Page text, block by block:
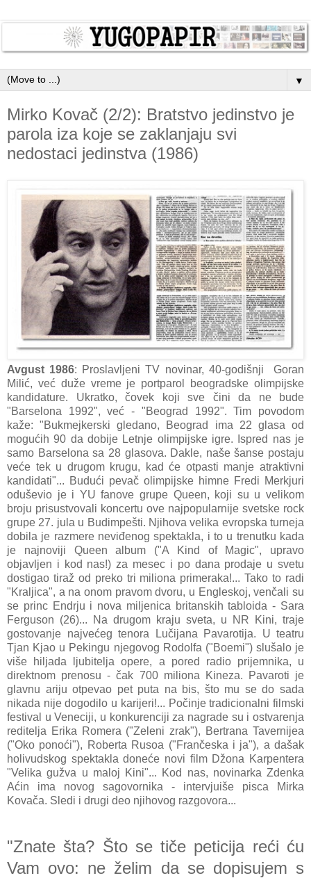
▼
Mirko Kovač (2/2): Bratstvo jedinstvo je
parola iza koje se zaklanjaju svi
nedostaci jedinstva (1986)
Avgust 1986: Proslavljeni TV novinar, 40-godišnji Goran
Milić, već duže vreme je portparol beogradske olimpijske
kandidature. Ukratko, čovek koji sve čini da ne bude
"Barselona 1992", već - "Beograd 1992". Tim povodom
kaže: "Bukmejkerski gledano, Beograd ima 22 glasa od
mogućih 90 da dobije Letnje olimpijske igre. Ispred nas je
samo Barselona sa 28 glasova. Dakle, naše šanse postaju
veće tek u drugom krugu, kad će otpasti manje atraktivni
kandidati"... Budući pevač olimpijske himne Fredi Merkjuri
oduševio je i YU fanove grupe Queen, koji su u velikom
broju prisustvovali koncertu ove najpopularnije svetske rock
grupe 27. jula u Budimpešti. Njihova velika evropska turneja
dobila je razmere neviđenog spektakla, i to u trenutku kada
je najnoviji Queen album ("A Kind of Magic", upravo
objavljen i kod nas!) za mesec i po dana prodaje u svetu
dostigao tiraž od preko tri miliona primeraka!... Tako to radi
"Kraljica", a na onom pravom dvoru, u Engleskoj, venčali su
se princ Endrju i nova miljenica britanskih tabloida - Sara
Ferguson (26)... Na drugom kraju sveta, u NR Kini, traje
gostovanje najvećeg tenora Lučijana Pavarotija. U teatru
Tjan Kjao u Pekingu njegovog Rodolfa ("Boemi") slušalo je
više hiljada ljubitelja opere, a pored radio prijemnika, u
direktnom prenosu - čak 700 miliona Kineza. Pavaroti je
glavnu ariju otpevao pet puta na bis, što mu se do sada
nikada nije dogodilo u karijeri!... Počinje tradicionalni filmski
festival u Veneciji, u konkurenciji za nagrade su i ostvarenja
reditelja Erika Romera ("Zeleni zrak"), Bertrana Tavernijea
("Oko ponoći"), Roberta Rusoa ("Frančeska i ja"), a dašak
holivudskog spektakla doneće novi film Džona Karpentera
"Velika gužva u maloj Kini"... Kod nas, novinarka Zdenka
Aćin ima novog sagovornika - intervjuiše pisca Mirka
Kovača. Sledi i drugi deo njihovog razgovora...
"Znate šta? Što se tiče peticija reći ću
Vam ovo: ne želim da se dopisujem s